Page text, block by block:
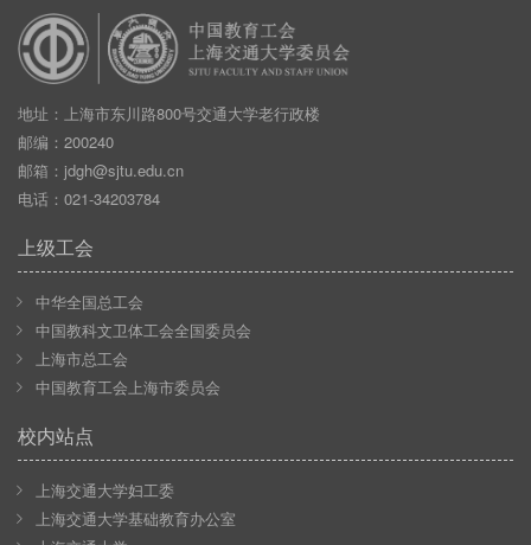
地址：上海市东川路800号交通大学老行政楼
邮编：200240
邮箱： jdgh@sjtu.edu.cn
电话：021-34203784
上级工会
中华全国总工会
中国教科文卫体工会全国委员会
上海市总工会
中国教育工会上海市委员会
校内站点
上海交通大学妇工委
上海交通大学基础教育办公室